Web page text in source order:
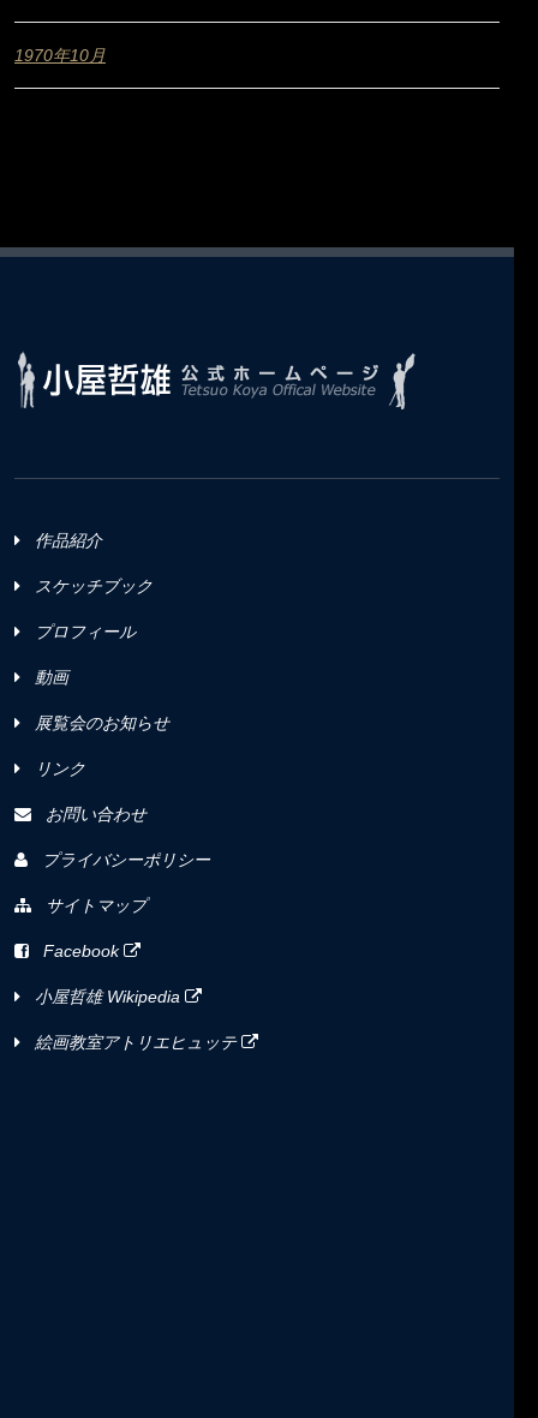
1970年10月
作品紹介
スケッチブック
プロフィール
動画
展覧会のお知らせ
リンク
お問い合わせ
プライバシーポリシー
サイトマップ
Facebook
小屋哲雄 Wikipedia
絵画教室アトリエヒュッテ